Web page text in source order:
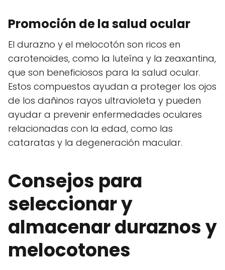
Promoción de la salud ocular
El durazno y el melocotón son ricos en
carotenoides, como la luteína y la zeaxantina,
que son beneficiosos para la salud ocular.
Estos compuestos ayudan a proteger los ojos
de los dañinos rayos ultravioleta y pueden
ayudar a prevenir enfermedades oculares
relacionadas con la edad, como las
cataratas y la degeneración macular.
Consejos para
seleccionar y
almacenar duraznos y
melocotones